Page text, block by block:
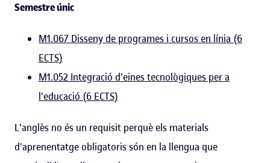
Semestre únic
M1.067 Disseny de programes i cursos en línia (6
ECTS)
M1.052 Integració d'eines tecnològiques per a
l'educació (6 ECTS)
L'anglès no és un requisit perquè els materials
d'aprenentatge obligatoris són en la llengua que